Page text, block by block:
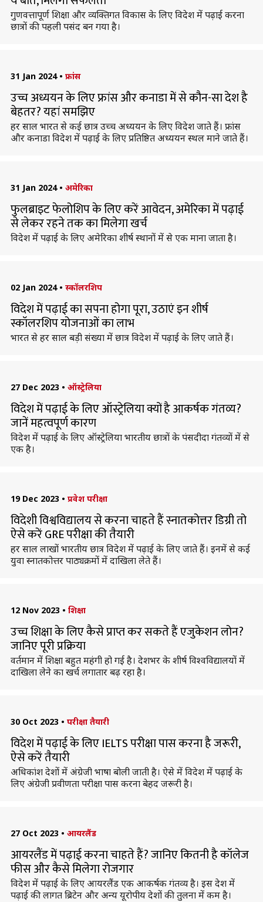
गुणवत्तापूर्ण शिक्षा और व्यक्तिगत विकास के लिए विदेश में पढ़ाई करना
छात्रों की पहली पसंद बन गया है।
31 Jan 2024 • फ्रांस
उच्च अध्ययन के लिए फ्रांस और कनाडा में से कौन-सा देश है
बेहतर? यहां समझिए
हर साल भारत से कई छात्र उच्च अध्ययन के लिए विदेश जाते हैं। फ्रांस
और कनाडा विदेश में पढ़ाई के लिए प्रतिष्ठित अध्ययन स्थल माने जाते हैं।
31 Jan 2024 • अमेरिका
फुलब्राइट फेलोशिप के लिए करें आवेदन, अमेरिका में पढ़ाई
से लेकर रहने तक का मिलेगा खर्च
विदेश में पढ़ाई के लिए अमेरिका शीर्ष स्थानों में से एक माना जाता है।
02 Jan 2024 • स्कॉलरशिप
विदेश में पढ़ाई का सपना होगा पूरा, उठाएं इन शीर्ष
स्कॉलरशिप योजनाओं का लाभ
भारत से हर साल बड़ी संख्या में छात्र विदेश में पढ़ाई के लिए जाते हैं।
27 Dec 2023 • ऑस्ट्रेलिया
विदेश में पढ़ाई के लिए ऑस्ट्रेलिया क्यों है आकर्षक गंतव्य?
जानें महत्वपूर्ण कारण
विदेश में पढ़ाई के लिए ऑस्ट्रेलिया भारतीय छात्रों के पंसदीदा गंतव्यों में से
एक है।
19 Dec 2023 • प्रवेश परीक्षा
विदेशी विश्वविद्यालय से करना चाहते हैं स्नातकोत्तर डिग्री तो
ऐसे करें GRE परीक्षा की तैयारी
हर साल लाखों भारतीय छात्र विदेश में पढ़ाई के लिए जाते हैं। इनमें से कई
युवा स्नातकोत्तर पाठ्यक्रमों में दाखिला लेते हैं।
12 Nov 2023 • शिक्षा
उच्च शिक्षा के लिए कैसे प्राप्त कर सकते हैं एजुकेशन लोन?
जानिए पूरी प्रक्रिया
वर्तमान में शिक्षा बहुत महंगी हो गई है। देशभर के शीर्ष विश्वविद्यालयों में
दाखिला लेने का खर्च लगातार बढ़ रहा है।
30 Oct 2023 • परीक्षा तैयारी
विदेश में पढ़ाई के लिए IELTS परीक्षा पास करना है जरूरी,
ऐसे करें तैयारी
अधिकांश देशों में अंग्रेजी भाषा बोली जाती है। ऐसे में विदेश में पढ़ाई के
लिए अंग्रेजी प्रवीणता परीक्षा पास करना बेहद जरूरी है।
27 Oct 2023 • आयरलैंड
आयरलैंड में पढ़ाई करना चाहते हैं? जानिए कितनी है कॉलेज
फीस और कैसे मिलेगा रोजगार
विदेश में पढ़ाई के लिए आयरलैंड एक आकर्षक गंतव्य है। इस देश में
पढ़ाई की लागत ब्रिटेन और अन्य यूरोपीय देशों की तुलना में कम है।